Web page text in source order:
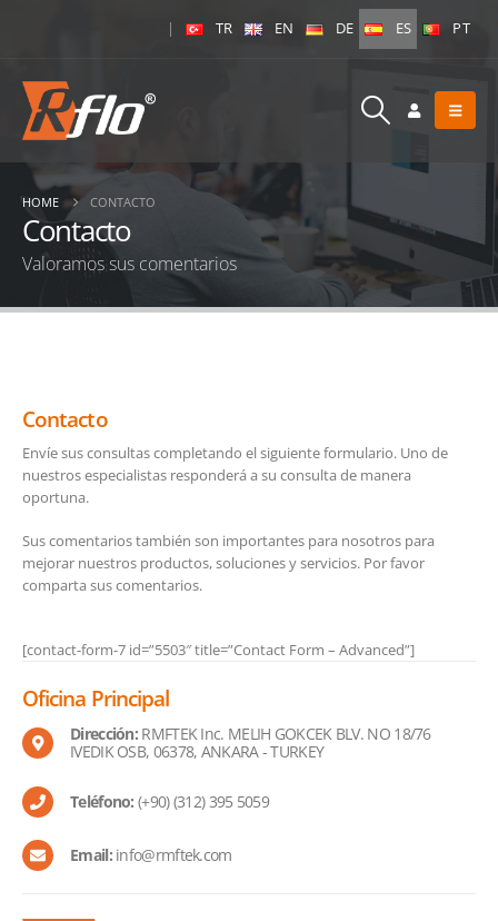
| TR EN DE ES PT
HOME CONTACTO
Contacto
Valoramos sus comentarios
Contacto
Envíe sus consultas completando el siguiente formulario. Uno de
nuestros especialistas responderá a su consulta de manera
oportuna.
Sus comentarios también son importantes para nosotros para
mejorar nuestros productos, soluciones y servicios. Por favor
comparta sus comentarios.
[contact-form-7 id=”5503″ title=”Contact Form – Advanced”]
Oficina Principal
Dirección: RMFTEK Inc. MELIH GOKCEK BLV. NO 18/76
IVEDIK OSB, 06378, ANKARA - TURKEY
Teléfono: (+90) (312) 395 5059
Email:info@rmftek.com